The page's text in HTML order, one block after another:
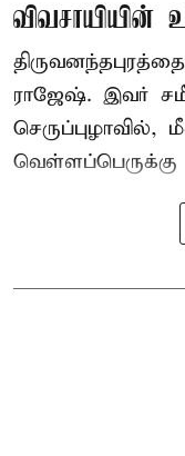
விவசாயியின்
ராஜேஷ். இவர்
செருப்புழாவில்,